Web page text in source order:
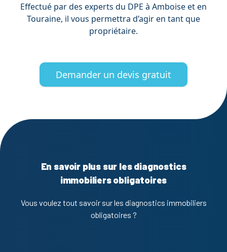
Effectué par des experts du DPE à Amboise et en
Touraine, il vous permettra d’agir en tant que
propriétaire.
Demander un devis gratuit
En savoir plus sur les diagnostics
immobiliers obligatoires
Vous voulez tout savoir sur les diagnostics immobiliers
obligatoires ?